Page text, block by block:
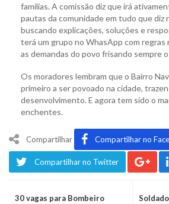
famílias. A comissão diz que irá
pautas da comunidade em tudo que diz
buscando explicações, soluções e
terá um grupo no WhasApp com regras
as demandas do povo frisando sempre
Os moradores lembram que o Bairro
primeiro a ser povoado na cidade,
desenvolvimento. E agora tem sido o
enchentes.
Compartilhar Compartilhar no
Compartilhar no Twitter
30 vagas para Bombeiro